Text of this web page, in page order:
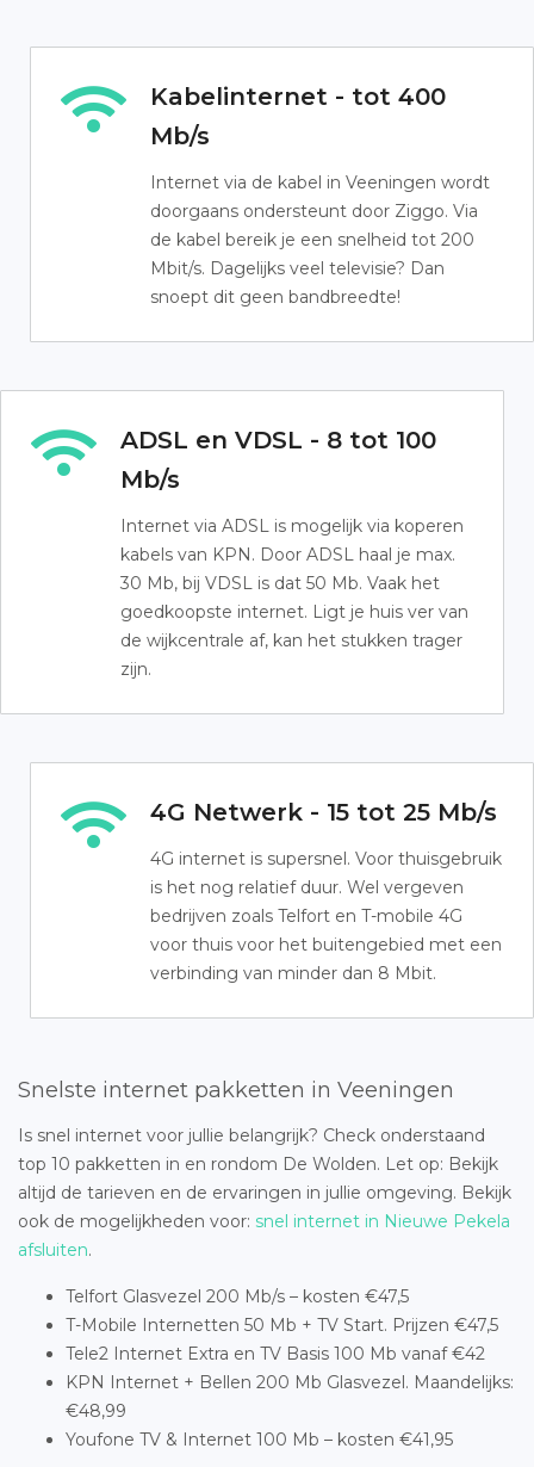
Kabelinternet - tot 400
Mb/s
Internet via de kabel in Veeningen wordt
doorgaans ondersteunt door Ziggo. Via
de kabel bereik je een snelheid tot 200
Mbit/s. Dagelijks veel televisie? Dan
snoept dit geen bandbreedte!
ADSL en VDSL - 8 tot 100
Mb/s
Internet via ADSL is mogelijk via koperen
kabels van KPN. Door ADSL haal je max.
30 Mb, bij VDSL is dat 50 Mb. Vaak het
goedkoopste internet. Ligt je huis ver van
de wijkcentrale af, kan het stukken trager
zijn.
4G Netwerk - 15 tot 25 Mb/s
4G internet is supersnel. Voor thuisgebruik
is het nog relatief duur. Wel vergeven
bedrijven zoals Telfort en T-mobile 4G
voor thuis voor het buitengebied met een
verbinding van minder dan 8 Mbit.
Snelste internet pakketten in Veeningen
Is snel internet voor jullie belangrijk? Check onderstaand
top 10 pakketten in en rondom De Wolden. Let op: Bekijk
altijd de tarieven en de ervaringen in jullie omgeving. Bekijk
ook de mogelijkheden voor: snel internet in Nieuwe Pekela
afsluiten.
Telfort Glasvezel 200 Mb/s – kosten €47,5
T-Mobile Internetten 50 Mb + TV Start. Prijzen €47,5
Tele2 Internet Extra en TV Basis 100 Mb vanaf €42
KPN Internet + Bellen 200 Mb Glasvezel. Maandelijks:
€48,99
Youfone TV & Internet 100 Mb – kosten €41,95